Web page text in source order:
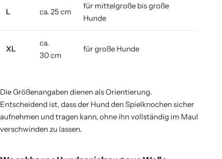
L ca. 25 cm
für mittelgroße bis große
Hunde
XL
ca.
30 cm
für große Hunde
Die Größenangaben dienen als Orientierung.
Entscheidend ist, dass der Hund den Spielknochen sicher
aufnehmen und tragen kann, ohne ihn vollständig im Maul
verschwinden zu lassen.